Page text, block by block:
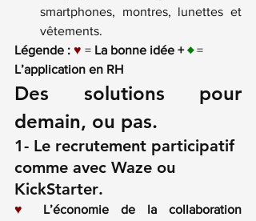
smartphones, montres, lunettes et
vêtements.
Légende : ♥ = La bonne idée + ♦ =
L’application en RH
Des solutions pour
demain, ou pas.
1- Le recrutement participatif
comme avec Waze ou
KickStarter.
♥
L’économie de la collaboration